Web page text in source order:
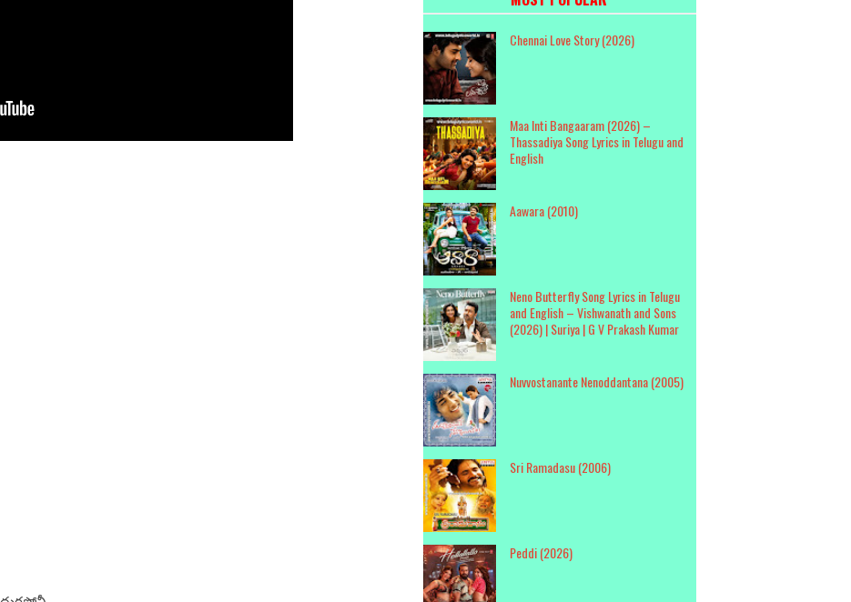
Chennai Love Story (2026)
Maa Inti Bangaaram (2026) –
Thassadiya Song Lyrics in Telugu and
English
Aawara (2010)
Neno Butterfly Song Lyrics in Telugu
and English – Vishwanath and Sons
(2026) | Suriya | G V Prakash Kumar
Nuvvostanante Nenoddantana (2005)
Sri Ramadasu (2006)
Peddi (2026)